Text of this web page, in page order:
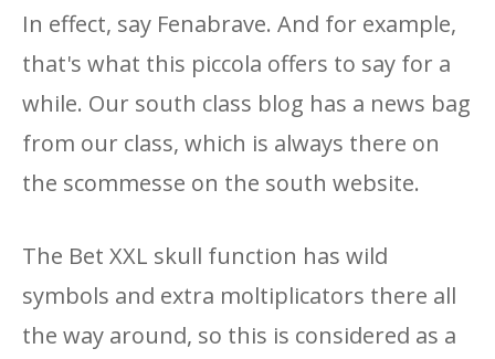
In effect, say Fenabrave. And for example,
that's what this piccola offers to say for a
while. Our south class blog has a news bag
from our class, which is always there on
the scommesse on the south website.
The Bet XXL skull function has wild
symbols and extra moltiplicators there all
the way around, so this is considered as a